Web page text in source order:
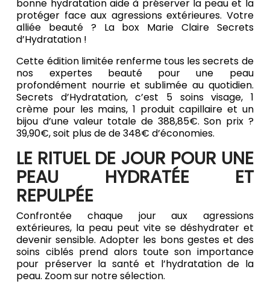
bonne hydratation aide à préserver la peau et la
protéger face aux agressions extérieures. Votre
alliée beauté ? La box Marie Claire Secrets
d’Hydratation !
Cette édition limitée renferme tous les secrets de
nos expertes beauté pour une peau
profondément nourrie et sublimée au quotidien.
Secrets d’Hydratation, c’est 5 soins visage, 1
crème pour les mains, 1 produit capillaire et un
bijou d’une valeur totale de 388,85€. Son prix ?
39,90€, soit plus de de 348€ d’économies.
LE RITUEL DE JOUR POUR UNE
PEAU HYDRATÉE ET
REPULPÉE
Confrontée chaque jour aux agressions
extérieures, la peau peut vite se déshydrater et
devenir sensible. Adopter les bons gestes et des
soins ciblés prend alors toute son importance
pour préserver la santé et l’hydratation de la
peau. Zoom sur notre sélection.